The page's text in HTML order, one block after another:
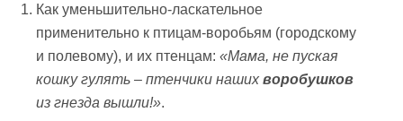
Как уменьшительно-ласкательное
применительно к птицам-воробьям (городскому
и полевому), и их птенцам:«Мама, не пуская
кошку гулять – птенчики нашихворобушков
из гнезда вышли!».